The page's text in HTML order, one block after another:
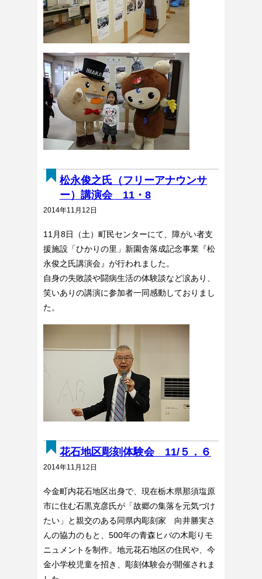
松永俊之氏（フリーアナウンサ
ー）講演会 11・8
2014年11月12日
11月8日（土）町民センターにて、障がい者支
援施設「ひかりの里」新園舎落成記念事業『松
永俊之氏講演会』が行われました。
自身の失敗談や闘病生活の体験談など涙あり、
笑いありの講演に参加者一同感動しておりまし
た。
花石地区彫刻体験会 11/５．６
2014年11月12日
今金町内花石地区出身で、現在栃木県那須塩原
市に住む石黒克彦氏が「故郷の集落を元気づけ
たい」と親交のある同県内彫刻家 向井勝実さ
んの協力のもと、500年の青森ヒバの木彫りモ
ニュメントを制作。地元花石地区の住民や、今
金小学校児童を招き、彫刻体験会が開催されま